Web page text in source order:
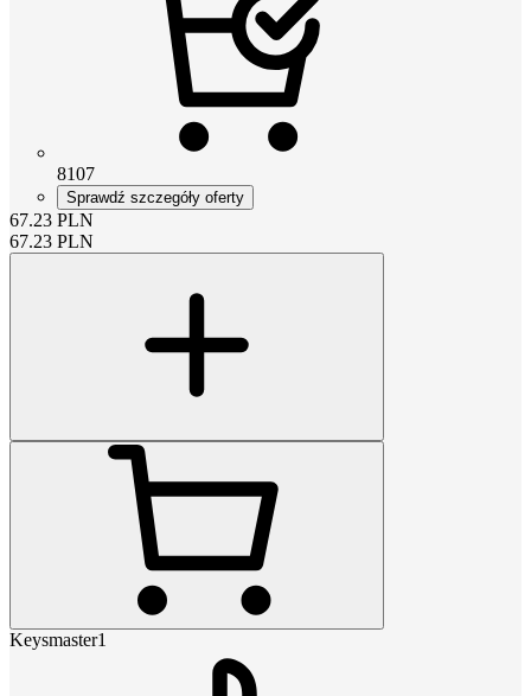
8107
Sprawdź szczegóły oferty
67.23 PLN
67.23 PLN
Keysmaster1